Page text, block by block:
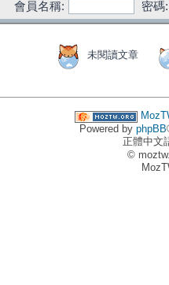
會員名稱:
密碼:
未閱讀文章
Powered by phpBB
正體中文
©